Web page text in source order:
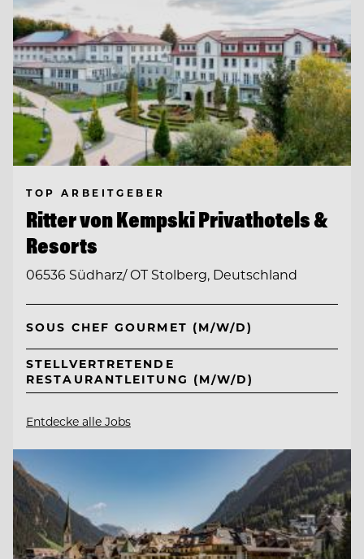
TOP ARBEITGEBER
Ritter von Kempski Privathotels &
Resorts
06536 Südharz/ OT Stolberg, Deutschland
SOUS CHEF GOURMET (M/W/D)
STELLVERTRETENDE
RESTAURANTLEITUNG (M/W/D)
Entdecke alle Jobs